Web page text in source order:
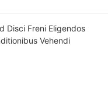
Disci Freni Eligendos
Vehendi